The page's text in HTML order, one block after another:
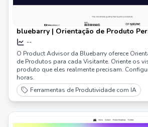
bluebarry | Orientação de Produto
Cada Visitante
--
O Product Advisor da Bluebarry oferece
de Produtos para cada Visitante. Oriente os
produto que eles realmente precisam.
horas.
Ferramentas de Produtividade com IA